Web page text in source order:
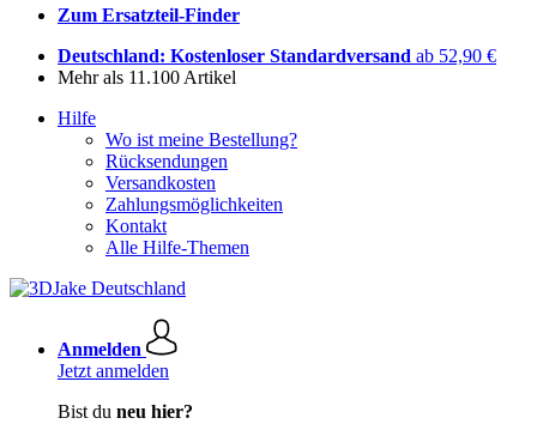
Zum Ersatzteil-Finder
Deutschland: Kostenloser Standardversand ab 52,90 €
Mehr als 11.100 Artikel
Hilfe
Wo ist meine Bestellung?
Rücksendungen
Versandkosten
Zahlungsmöglichkeiten
Kontakt
Alle Hilfe-Themen
Anmelden
Jetzt anmelden
Bist du neu hier?